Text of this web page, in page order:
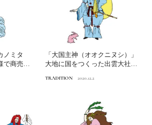
ノミタ
商売繁
「大国主神（オオクニヌシ）」
大地に国をつくった出雲大社の
TRADITION 2020.12.2